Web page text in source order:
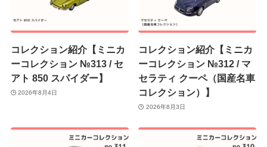
コレクション紹介【ミニカ
ーコレクション №313 / セ
アト 850 スパイダー】
2026年8月4日
コレクション紹介【ミニカ
ーコレクション №312 / マ
セラティ クーペ（国産名車
コレクション）】
2026年8月3日